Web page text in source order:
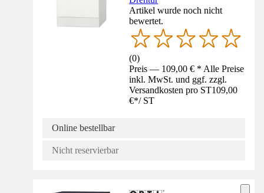
Artikel wurde noch nicht
bewertet.
(0)
Preis — 109,00 € * Alle Preise
inkl. MwSt. und ggf. zzgl.
Versandkosten pro ST109,00
€*/ ST
Online bestellbar
Nicht reservierbar